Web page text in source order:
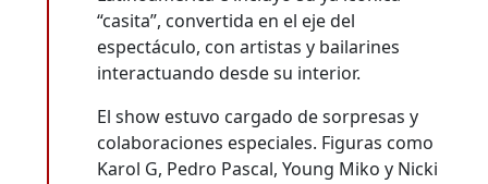
“casita”, convertida en el eje del
espectáculo, con artistas y bailarines
interactuando desde su interior.
El show estuvo cargado de sorpresas y
colaboraciones especiales. Figuras como
Karol G, Pedro Pascal, Young Miko y Nicki